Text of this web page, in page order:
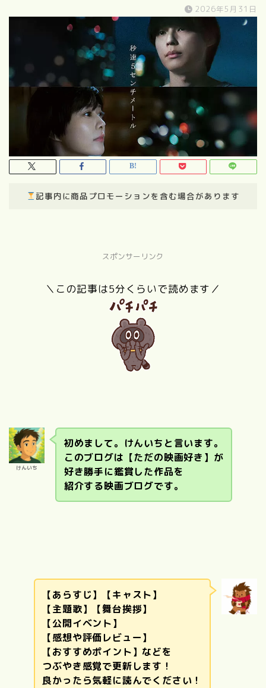
2026年5月31日
記事内に商品プロモーションを含む場合があります
スポンサーリンク
＼この記事は5分くらいで読めます／
けんいち
初めまして。けんいちと言います。
このブログは【ただの映画好き】が
好き勝手に鑑賞した作品を
紹介する映画ブログです。
【あらすじ】【キャスト】
【主題歌】【舞台挨拶】
【公開イベント】
【感想や評価レビュー】
【おすすめポイント】などを
つぶやき感覚で更新します！
良かったら気軽に読んでください！